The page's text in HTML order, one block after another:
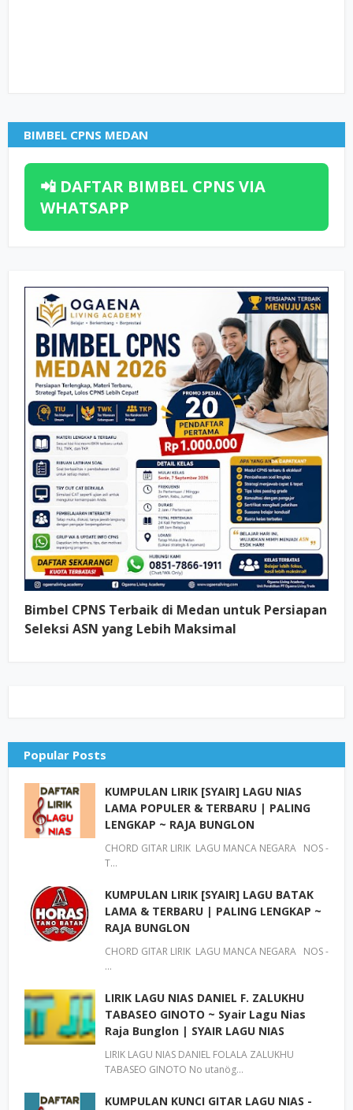
BIMBEL CPNS MEDAN
📲 DAFTAR BIMBEL CPNS VIA
WHATSAPP
Bimbel CPNS Terbaik di Medan untuk Persiapan
Seleksi ASN yang Lebih Maksimal
Popular Posts
KUMPULAN LIRIK [SYAIR] LAGU NIAS
LAMA POPULER & TERBARU | PALING
LENGKAP ~ RAJA BUNGLON
CHORD GITAR LIRIK LAGU MANCA NEGARA NOS -
T…
KUMPULAN LIRIK [SYAIR] LAGU BATAK
LAMA & TERBARU | PALING LENGKAP ~
RAJA BUNGLON
CHORD GITAR LIRIK LAGU MANCA NEGARA NOS -
…
LIRIK LAGU NIAS DANIEL F. ZALUKHU
TABASEO GINOTO ~ Syair Lagu Nias
Raja Bunglon | SYAIR LAGU NIAS
LIRIK LAGU NIAS DANIEL FOLALA ZALUKHU
TABASEO GINOTO No utanög…
KUMPULAN KUNCI GITAR LAGU NIAS -